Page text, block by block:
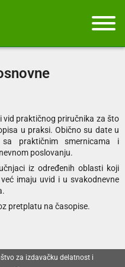
vid praktičnog priručnika za što
u praksi. Obično su date u
praktičnim smernicama i
poslovanju.
iz određenih oblasti koji
imaju uvid i u svakodnevne
pretplatu na časopise.
za izdavačku delatnost i